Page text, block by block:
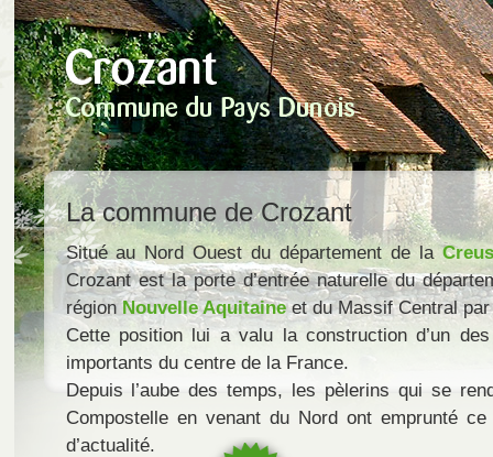
La commune de Crozant
Situé au Nord Ouest du département de la
Crozant est la porte d’entrée naturelle du
région Nouvelle Aquitaineet du Massif Central
Cette position lui a valu la construction d’un
importants du centre de la France.
Depuis l’aube des temps, les pèlerins qui se
Compostelle en venant du Nord ont emprunté
d’actualité.